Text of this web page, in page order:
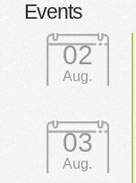
Events
02
Aug.
03
Aug.